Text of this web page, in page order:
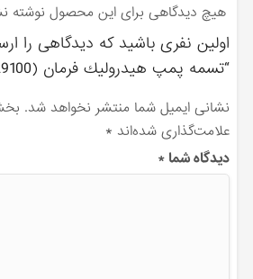
هیچ دیدگاهی برای این محصول نوشته
اولین نفری باشید که دیدگاهی را
“تسمه پمپ هيدروليك فرمان (5723129100) کیا”
نشانی ایمیل شما منتشر نخواهد شد.
علامت‌گذاری شده‌اند *
دیدگاه شما*